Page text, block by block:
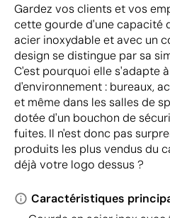
Gardez vos clients et vos
cette gourde d'une capacité
acier inoxydable et avec un
design se distingue par sa
C'est pourquoi elle s'adapte
d'environnement : bureaux,
et même dans les salles de
dotée d'un bouchon de
fuites. Il n'est donc pas
produits les plus vendus du
déjà votre logo dessus ?
Caractéristiques